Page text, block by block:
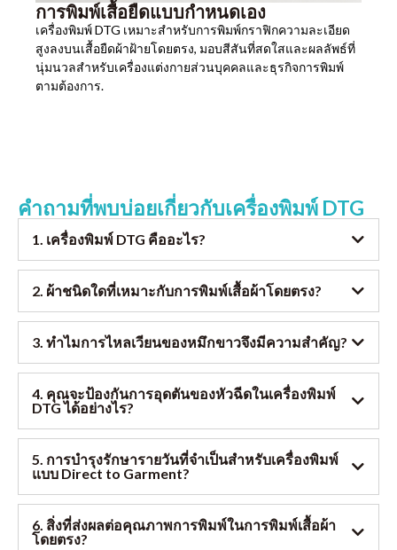
การพิมพ์เสื้อยืดแบบกำหนดเอง
เครื่องพิมพ์ DTG เหมาะสำหรับการพิมพ์กราฟิกความละเอียด
สูงลงบนเสื้อยืดผ้าฝ้ายโดยตรง, มอบสีสันที่สดใสและผลลัพธ์ที่
นุ่มนวลสำหรับเครื่องแต่งกายส่วนบุคคลและธุรกิจการพิมพ์
ตามต้องการ.
คำถามที่พบบ่อยเกี่ยวกับเครื่องพิมพ์ DTG
1. เครื่องพิมพ์ DTG คืออะไร?
2. ผ้าชนิดใดที่เหมาะกับการพิมพ์เสื้อผ้าโดยตรง?
3. ทำไมการไหลเวียนของหมึกขาวจึงมีความสำคัญ?
4. คุณจะป้องกันการอุดตันของหัวฉีดในเครื่องพิมพ์
DTG ได้อย่างไร?
5. การบำรุงรักษารายวันที่จำเป็นสำหรับเครื่องพิมพ์
แบบ Direct to Garment?
6. สิ่งที่ส่งผลต่อคุณภาพการพิมพ์ในการพิมพ์เสื้อผ้า
โดยตรง?